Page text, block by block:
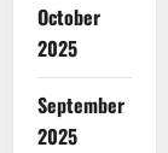
October
2025
September
2025